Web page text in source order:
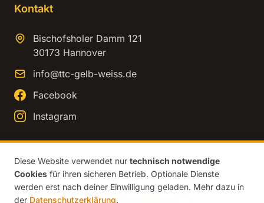
Kontakt
Bischofsholer Damm 121
30173 Hannover
info@ttc-gelb-weiss.de
Facebook
Instagram
© 2026 TTC Gelb-Weiss Hannover. Alle Rechte vorbehalten.
Impressum
Diese Website verwendet nur technisch notwendige
Cookies für ihren sicheren Betrieb. Optionale Dienste
werden erst nach deiner Einwilligung geladen. Mehr dazu in
der Datenschutzerklärung.